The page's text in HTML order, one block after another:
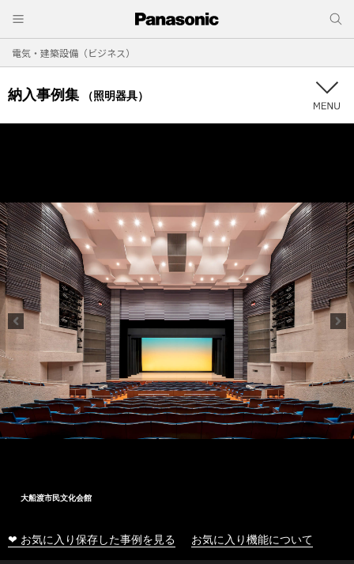
電気・建築設備（ビジネス）
納入事例集 （照明器具）
大船渡市民文化会館
❤ お気に入り保存した事例を見る お気に入り機能について